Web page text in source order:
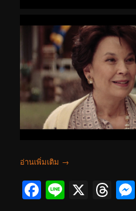
อ่านเพิ่มเติม →
Facebook
Line
X